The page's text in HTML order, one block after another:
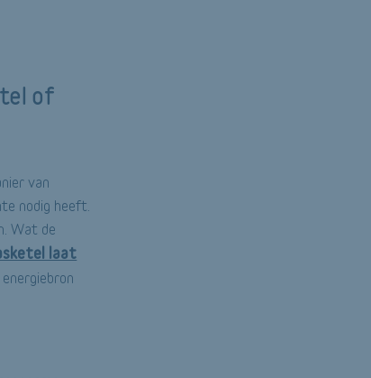
of
van
nodig heeft.
Wat de
laat